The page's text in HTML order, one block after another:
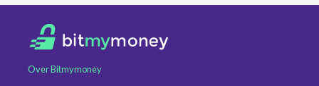
Over Bitmymoney